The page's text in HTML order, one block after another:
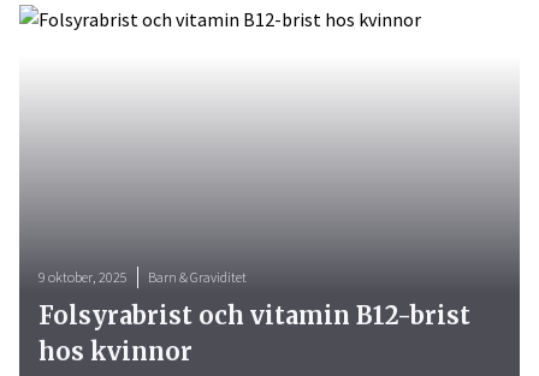
9 oktober, 2025 Barn & Graviditet
Folsyrabrist och vitamin B12-brist
hos kvinnor